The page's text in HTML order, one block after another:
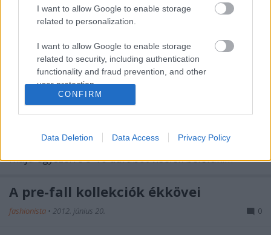
I want to allow Google to enable storage
related to personalization.
I want to allow Google to enable storage
related to security, including authentication
functionality and fraud prevention, and other
user protection.
CONFIRM
Data Deletion Data Access Privacy Policy
magassarkúak és a hozzájuk tartozó pasztell…
Ékszerre fel!
fashionista•2012. június 23.
Mindig is a minimalista stílus híve voltam, nem
szerettem sok ékszert hordani, egyedül
fülbevalóknál merészkedtem vadabb vizekre és
viseltem egy-két nagyobb méretű darabot. Erre most
valami bekattant. Gigászi karkötőket vásárolok,
majd egyszerre 8-10 darabot viselek belőlük.…
A pre-fall kollekciók ékkövei
fashionista • 2012. június 20. 0